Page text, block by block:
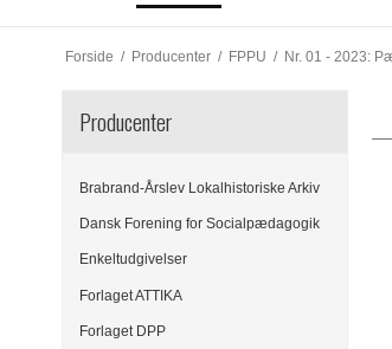
Forside / Producenter / FPPU / Nr. 01 - 2023:
Producenter
Brabrand-Årslev Lokalhistoriske Arkiv
Dansk Forening for Socialpædagogik
Enkeltudgivelser
Forlaget ATTIKA
Forlaget DPP